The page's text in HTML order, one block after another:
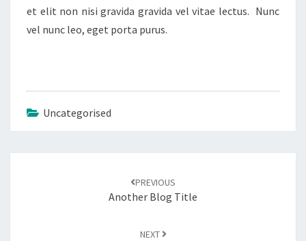
et elit non nisi gravida gravida vel vitae lectus. Nunc
vel nunc leo, eget porta purus.
Uncategorised
PREVIOUS
Another Blog Title
NEXT